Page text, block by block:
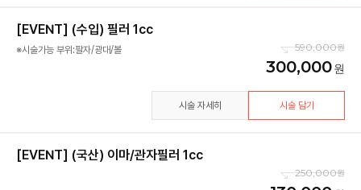
[EVENT] (수입) 필러 1cc
※시술가능 부위:팔자/광대/볼 590,000
300,000
시술 자세히 시술 담기
[EVENT] (국산) 이마/관자필러 1cc
250,000